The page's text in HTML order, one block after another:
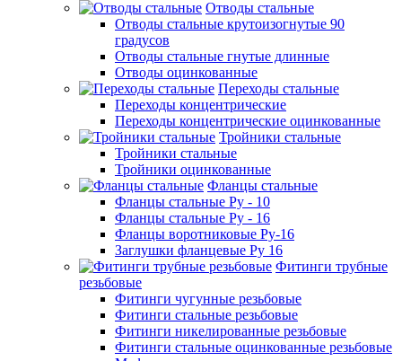
Отводы стальные
Отводы стальные крутоизогнутые 90
градусов
Отводы стальные гнутые длинные
Отводы оцинкованные
Переходы стальные
Переходы концентрические
Переходы концентрические оцинкованные
Тройники стальные
Тройники стальные
Тройники оцинкованные
Фланцы стальные
Фланцы стальные Ру - 10
Фланцы стальные Ру - 16
Фланцы воротниковые Ру-16
Заглушки фланцевые Ру 16
Фитинги трубные
резьбовые
Фитинги чугунные резьбовые
Фитинги стальные резьбовые
Фитинги никелированные резьбовые
Фитинги стальные оцинкованные резьбовые